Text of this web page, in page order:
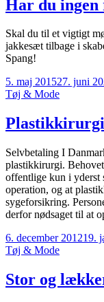
Har du ingen
Skal du til et vigtigt
jakkesæt tilbage i
Spang!
5. maj 201527. juni
Tøj & Mode
Selvbetaling I
plastikkirurgi.
offentlige kun i
operation, og at
sygeforsikring.
derfor nødsaget til at
6. december 201219.
Tøj & Mode
Stor og